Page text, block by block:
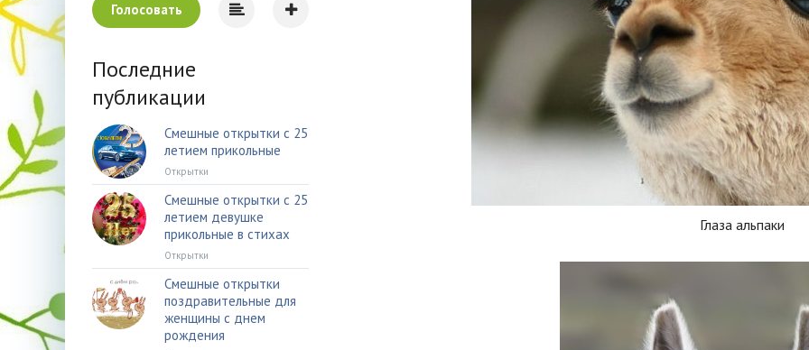
Глаза альпаки
Голосовать
Последние
публикации
Смешные открытки с 25
летием прикольные
Открытки
Смешные открытки с 25
летием девушке
прикольные в стихах
Открытки
Смешные открытки
поздравительные для
женщины с днем
рождения